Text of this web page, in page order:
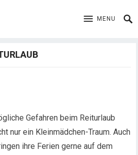
MENU
Gefahren beim Reiturlaub
nur ein Kleinmädchen-Traum. Auch
ihre Ferien gerne auf dem